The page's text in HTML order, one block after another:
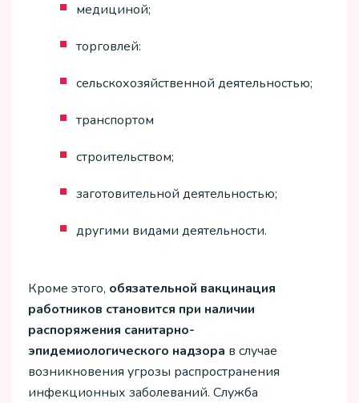
медициной;
торговлей:
сельскохозяйственной деятельностью;
транспортом
строительством;
заготовительной деятельностью;
другими видами деятельности.
Кроме этого, обязательной вакцинация
работников становится при наличии
распоряжения санитарно-
эпидемиологического надзора в случае
возникновения угрозы распространения
инфекционных заболеваний. Служба